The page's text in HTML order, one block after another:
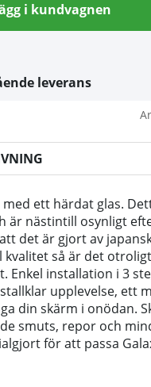
i kundvagnen
leverans
ett härdat glas.
är nästintill osynligt
det är gjort av
kvalitet så är det
Enkel installation i 3
upplevelse, ett
din skärm i onödan.
smuts, repor och
för att passa